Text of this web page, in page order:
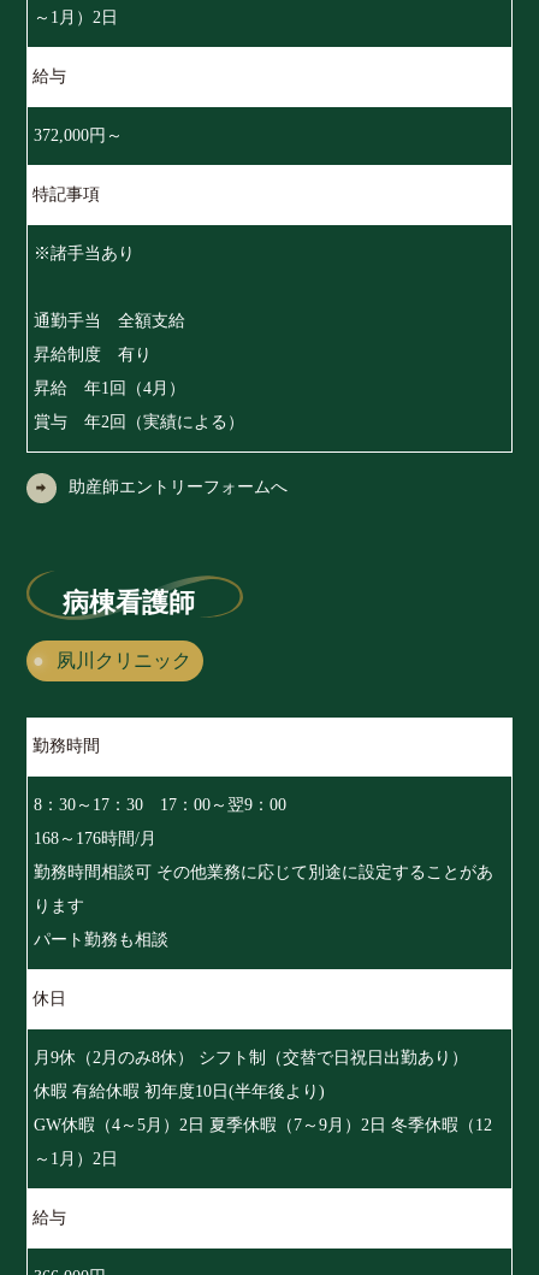
～1月）2日
給与
372,000円～
特記事項
※諸手当あり
通勤手当 全額支給
昇給制度 有り
昇給 年1回（4月）
賞与 年2回（実績による）
助産師エントリーフォームへ
病棟看護師
夙川クリニック
勤務時間
8：30～17：30 17：00～翌9：00
168～176時間/月
勤務時間相談可 その他業務に応じて別途に設定することがあ
ります
パート勤務も相談
休日
月9休（2月のみ8休） シフト制（交替で日祝日出勤あり）
休暇 有給休暇 初年度10日(半年後より)
GW休暇（4～5月）2日 夏季休暇（7～9月）2日 冬季休暇（12
～1月）2日
給与